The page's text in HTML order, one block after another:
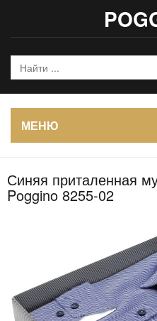
МЕНЮ
Синяя приталенная
Poggino 8255-02